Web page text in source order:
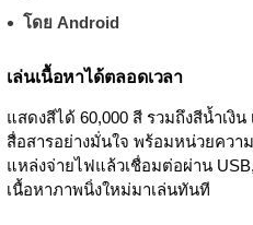
โดย Android
เล่นเนื้อหาได้ตลอดเวลา
แสดงสีได้ 60,000 สี รวมถึงสีน้ำเงิ
สื่อสารอย่างมั่นใจ พร้อมหน่วยควา
แหล่งจ่ายไฟแล้วเชื่อมต่อผ่าน
เนื้อหาภาพนิ่งใหม่มาเล่นทันที